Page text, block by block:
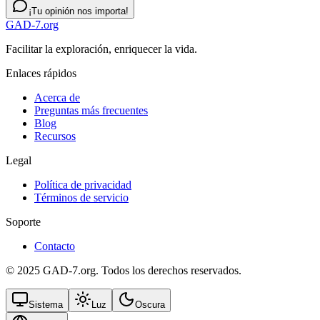
¡Tu opinión nos importa!
GAD-7.org
Facilitar la exploración, enriquecer la vida.
Enlaces rápidos
Acerca de
Preguntas más frecuentes
Blog
Recursos
Legal
Política de privacidad
Términos de servicio
Soporte
Contacto
© 2025 GAD-7.org. Todos los derechos reservados.
Sistema Luz Oscura